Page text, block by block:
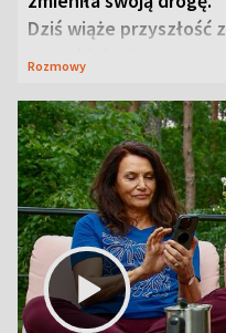
Dziś wiąże przyszłość z
neurobiologią
Rozmowy